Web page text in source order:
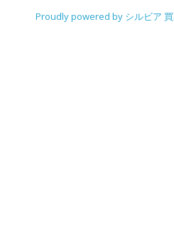
Proudly powered by シルビア